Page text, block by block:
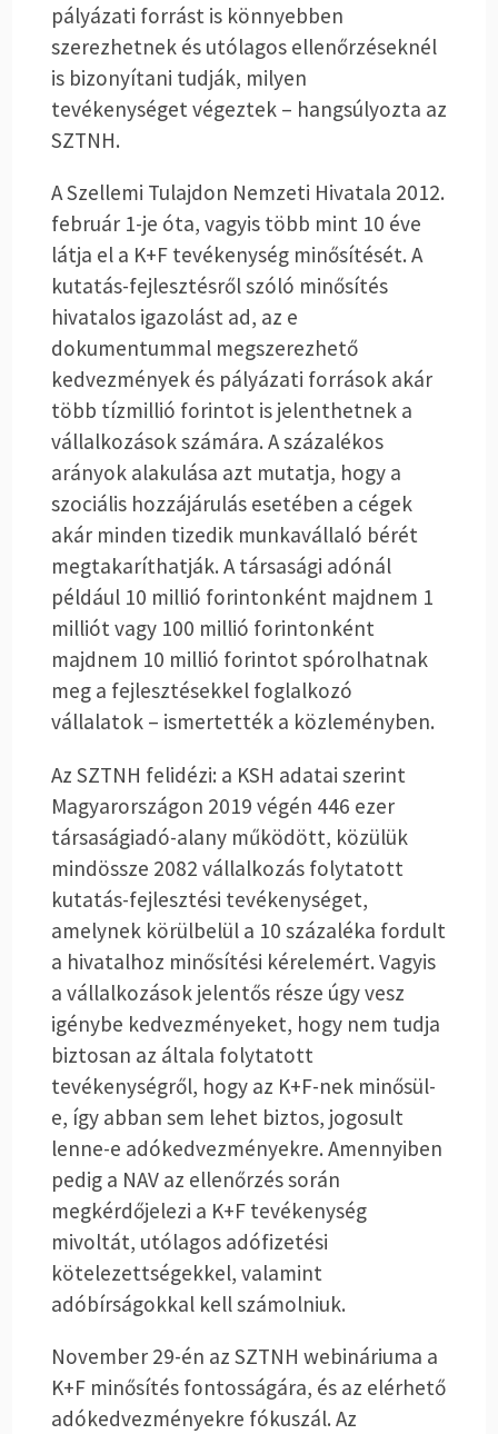
pályázati forrást is könnyebben
szerezhetnek és utólagos ellenőrzéseknél
is bizonyítani tudják, milyen
tevékenységet végeztek – hangsúlyozta az
SZTNH.
A Szellemi Tulajdon Nemzeti Hivatala 2012.
február 1-je óta, vagyis több mint 10 éve
látja el a K+F tevékenység minősítését. A
kutatás-fejlesztésről szóló minősítés
hivatalos igazolást ad, az e
dokumentummal megszerezhető
kedvezmények és pályázati források akár
több tízmillió forintot is jelenthetnek a
vállalkozások számára. A százalékos
arányok alakulása azt mutatja, hogy a
szociális hozzájárulás esetében a cégek
akár minden tizedik munkavállaló bérét
megtakaríthatják. A társasági adónál
például 10 millió forintonként majdnem 1
milliót vagy 100 millió forintonként
majdnem 10 millió forintot spórolhatnak
meg a fejlesztésekkel foglalkozó
vállalatok – ismertették a közleményben.
Az SZTNH felidézi: a KSH adatai szerint
Magyarországon 2019 végén 446 ezer
társaságiadó-alany működött, közülük
mindössze 2082 vállalkozás folytatott
kutatás-fejlesztési tevékenységet,
amelynek körülbelül a 10 százaléka fordult
a hivatalhoz minősítési kérelemért. Vagyis
a vállalkozások jelentős része úgy vesz
igénybe kedvezményeket, hogy nem tudja
biztosan az általa folytatott
tevékenységről, hogy az K+F-nek minősül-
e, így abban sem lehet biztos, jogosult
lenne-e adókedvezményekre. Amennyiben
pedig a NAV az ellenőrzés során
megkérdőjelezi a K+F tevékenység
mivoltát, utólagos adófizetési
kötelezettségekkel, valamint
adóbírságokkal kell számolniuk.
November 29-én az SZTNH webináriuma a
K+F minősítés fontosságára, és az elérhető
adókedvezményekre fókuszál. Az